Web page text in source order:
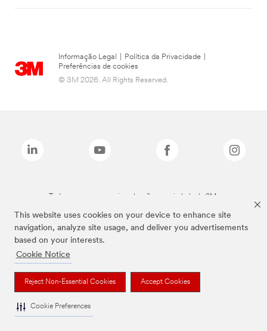
This website uses cookies on your device to enhance site
navigation, analyze site usage, and deliver you advertisements
based on your interests.
Cookie Notice
Reject Non-Essential Cookies Accept Cookies
Cookie Preferences
Informação Legal Política da Privacidade
Preferências de cookies
© 3M 2026. All Rights Reserved.
Todas as marcas mencionadas são propriedade da 3M.